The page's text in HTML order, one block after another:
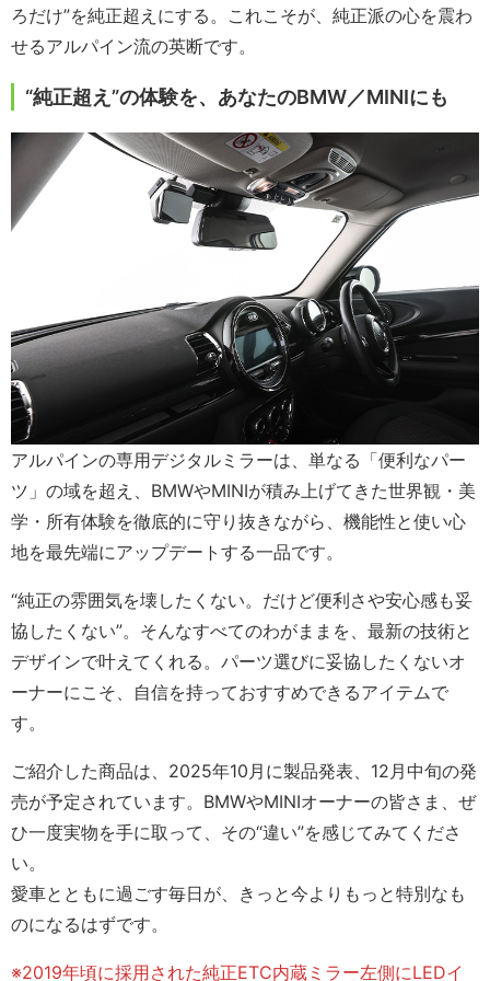
ろだけ”を純正超えにする。これこそが、純正派の心を震わ
せるアルパイン流の英断です。
“純正超え”の体験を、あなたのBMW／MINIにも
アルパインの専用デジタルミラーは、単なる「便利なパー
ツ」の域を超え、BMWやMINIが積み上げてきた世界観・美
学・所有体験を徹底的に守り抜きながら、機能性と使い心
地を最先端にアップデートする一品です。
“純正の雰囲気を壊したくない。だけど便利さや安心感も妥
協したくない”。そんなすべてのわがままを、最新の技術と
デザインで叶えてくれる。パーツ選びに妥協したくないオ
ーナーにこそ、自信を持っておすすめできるアイテムで
す。
ご紹介した商品は、2025年10月に製品発表、12月中旬の発
売が予定されています。BMWやMINIオーナーの皆さま、ぜ
ひ一度実物を手に取って、その“違い”を感じてみてくださ
い。
愛車とともに過ごす毎日が、きっと今よりもっと特別なも
のになるはずです。
※2019年頃に採用された純正ETC内蔵ミラー左側にLEDイ